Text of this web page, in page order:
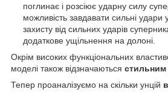
поглинає і розсіює ударну силу
можливість завдавати сильні удари
захисту від сильних ударів
додаткове ущільнення на долоні.
Окрім високих функціональних
моделі також відзначаються
Тепер проаналізуємо на скільки унцій